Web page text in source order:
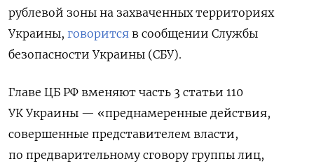
рублевой зоны на захваченных территориях
Украины, говорится в сообщении Службы
безопасности Украины (СБУ).
Главе ЦБ РФ вменяют часть 3 статьи 110
УК Украины — «преднамеренные действия,
совершенные представителем власти,
по предварительному сговору группы лиц,